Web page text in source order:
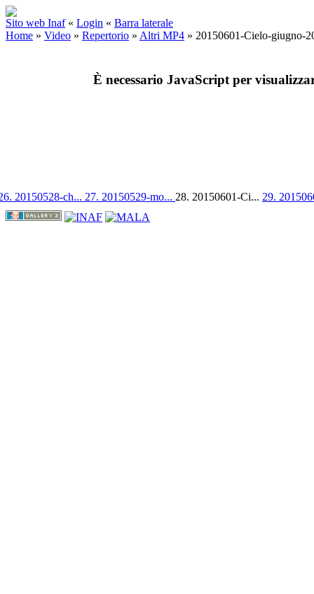
Sito web Inaf « Login « Barra laterale
Home » Video » Repertorio » Altri MP4 » 20150601-Cielo-giugno-
È necessario JavaScript per
20150528-ch... 27. 20150529-mo... 28. 20150601-Ci... 29.